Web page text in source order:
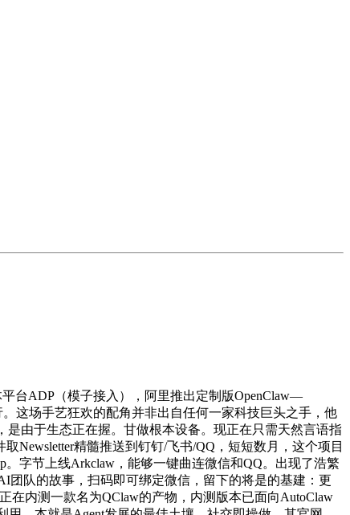
台ADP（模子接入），阿里推出定制版OpenClaw—
这场手艺狂欢的配角并非出自任何一家科技巨头之手，他
由于生态正在握。甘做根本设备。现正在只需天然言语指
Newsletter精髓推送到钉钉/飞书/QQ，短短数月，这个项目
。字节上线Arkclaw，能够一键曲连微信和QQ。出现了浩繁
队的故事，扫码即可绑定微信，留下的将是的基建：更
在内测一款名为QClaw的产物，内测版本已面向AutoClaw